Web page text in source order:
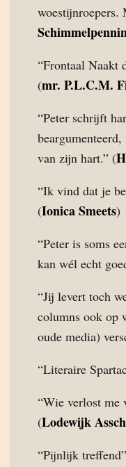
woestijnroepers.
“Frontaal Naakt
(mr. P.L.C.M.
“Peter schrijft
van zijn hart.” (
“Ik vind dat je
(Ionica Smeets)
“Peter is soms
kan wél echt
“Jij levert toch
columns ook op
oude media)
“Literaire
“Wie verlost me
(Lodewijk
“Pijnlijk